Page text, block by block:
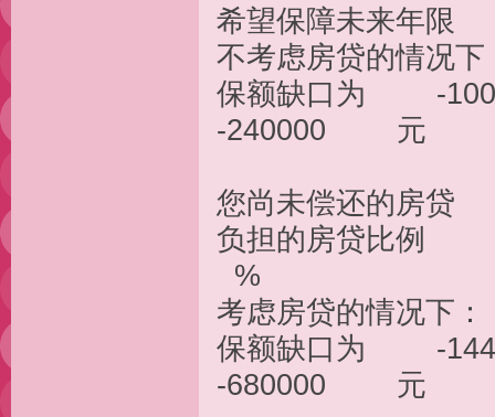
希望保障
不考虑房
保额缺口为 -
-240000 元
您尚未偿
负担的房贷
%
考虑房
保额缺口为 -
-680000 元